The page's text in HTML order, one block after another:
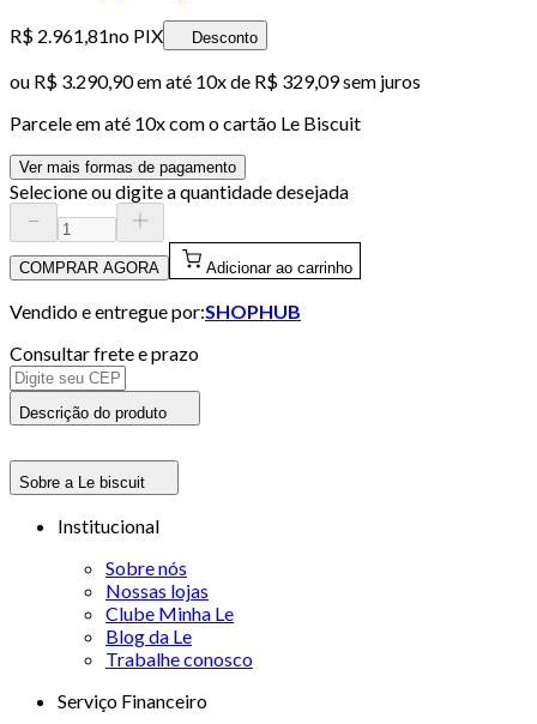
R$ 2.961,81no PIX Desconto
ou R$ 3.290,90em até 10x de R$ 329,09 sem juros
Parcele em até 10x com o cartão Le Biscuit
Ver mais formas de pagamento
Selecione ou digite a quantidade desejada
COMPRAR AGORA Adicionar ao carrinho
Vendido e entregue por:SHOPHUB
Consultar frete e prazo
Descrição do produto
Sobre a Le biscuit
Institucional
Sobre nós
Nossas lojas
Clube Minha Le
Blog da Le
Trabalhe conosco
Serviço Financeiro